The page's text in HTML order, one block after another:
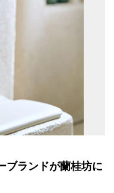
ブランドが蘭桂坊に